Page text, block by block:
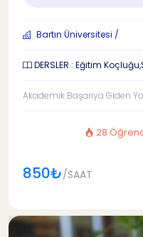
Bartın Üniversitesi /
DERSLER : Eğitim
Akademik Başarıya Giden
28
850₺/SAAT